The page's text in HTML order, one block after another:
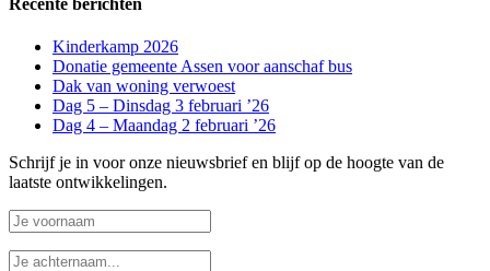
Kinderkamp 2026
Donatie gemeente Assen voor aanschaf bus
Dak van woning verwoest
Dag 5 – Dinsdag 3 februari ’26
Dag 4 – Maandag 2 februari ’26
Schrijf je in voor onze nieuwsbrief en blijf op de hoogte van de
laatste ontwikkelingen.